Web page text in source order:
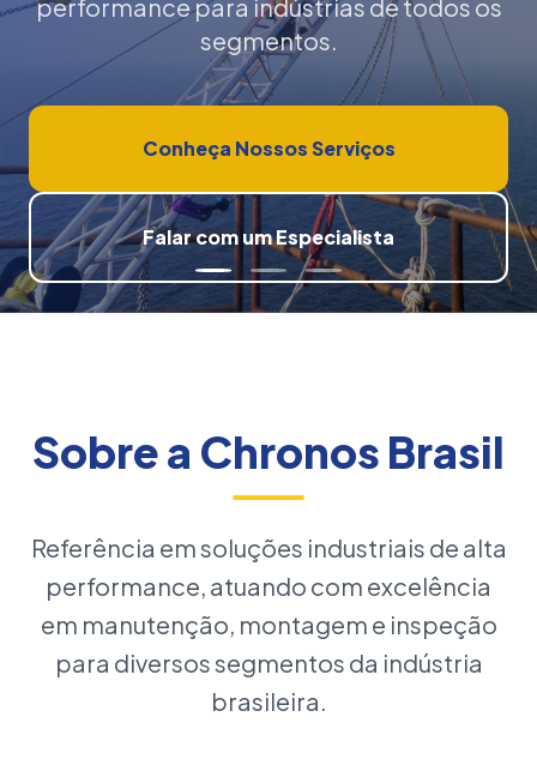
performance para indústrias de todos os
segmentos.
Conheça Nossos Serviços
Falar com um Especialista
Sobre a Chronos Brasil
Referência em soluções industriais de alta
performance, atuando com excelência
em manutenção, montagem e inspeção
para diversos segmentos da indústria
brasileira.